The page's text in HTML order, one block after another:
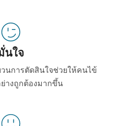
นใจ
นการตัดสินใจช่วยให้คนไข้
างถูกต้องมากขึ้น